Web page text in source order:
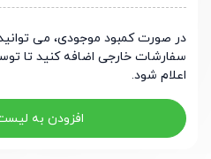
در صورت کمبود موجودی، می
سفارشات خارجی اضافه کنید تا
اعلام شود.
افزودن به لیست